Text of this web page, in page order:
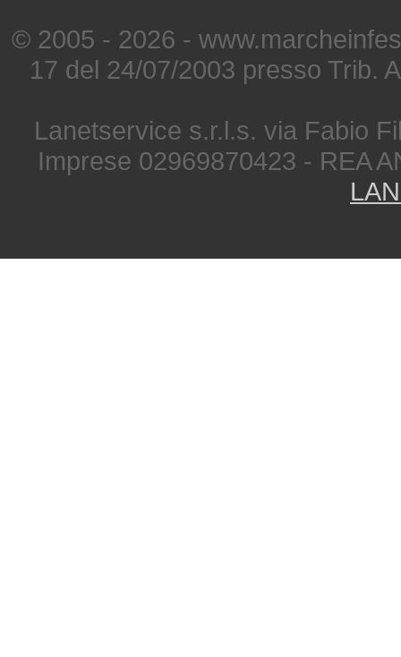
© 2005 - 2026 -
17 del 24/07/2003 presso Trib.
Lanetservice s.r.l.s. via Fabio
Imprese 02969870423 - REA